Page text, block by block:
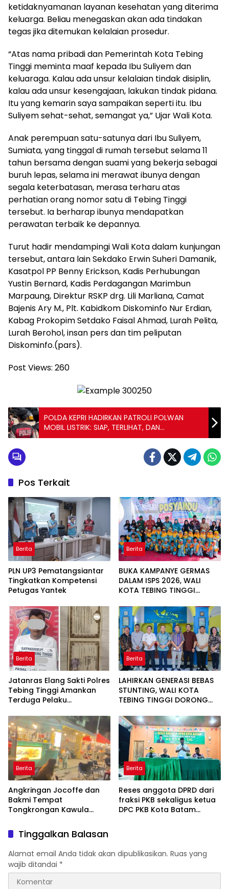
ketidaknyamanan layanan kesehatan yang diterima
keluarga. Beliau menegaskan akan ada tindakan
tegas jika ditemukan kelalaian prosedur.
“Atas nama pribadi dan Pemerintah Kota Tebing
Tinggi meminta maaf kepada Ibu Suliyem dan
keluaraga. Kalau ada unsur kelalaian tindak disiplin,
kalau ada unsur kesengajaan, lakukan tindak pidana.
Itu yang kemarin saya sampaikan seperti itu. Ibu
Suliyem sehat-sehat, semangat ya,” Ujar Wali Kota.
Anak perempuan satu-satunya dari Ibu Suliyem,
Sumiata, yang tinggal di rumah tersebut selama 11
tahun bersama dengan suami yang bekerja sebagai
buruh lepas, selama ini merawat ibunya dengan
segala keterbatasan, merasa terharu atas
perhatian orang nomor satu di Tebing Tinggi
tersebut. Ia berharap ibunya mendapatkan
perawatan terbaik ke depannya.
Turut hadir mendampingi Wali Kota dalam kunjungan
tersebut, antara lain Sekdako Erwin Suheri Damanik,
Kasatpol PP Benny Erickson, Kadis Perhubungan
Yustin Bernard, Kadis Perdagangan Marimbun
Marpaung, Direktur RSKP drg. Lili Marliana, Camat
Bajenis Ary M., Plt. Kabidkom Diskominfo Nur Erdian,
Kabag Prokopim Setdako Faisal Ahmad, Lurah Pelita,
Lurah Berohol, insan pers dan tim peliputan
Diskominfo.(pars).
Post Views: 260
POLDA KEPRI HADIRKAN PATROLI POLWAN
MOBIL LISTRIK: SIAP, TERLIHAT, DAN
BERMANFAAT
Pos Terkait
Berita
PLN UP3 Pematangsiantar
Tingkatkan Kompetensi
Petugas Yantek
Berita
BUKA KAMPANYE GERMAS
DALAM ISPS 2026, WALI
KOTA TEBING TINGGI
STUNTING
Berita
Jatanras Elang Sakti Polres
Tebing Tinggi Amankan
Terduga Pelaku
Motor
Berita
LAHIRKAN GENERASI BEBAS
STUNTING, WALI KOTA
TEBING TINGGI DORONG
Berita
Angkringan Jocoffe dan
Bakmi Tempat
Tongkrongan Kawula
Pematangsiantar
Berita
Reses anggota DPRD dari
fraksi PKB sekaligus ketua
DPC PKB Kota Batam
Ambulans, dan Sarana
Olahraga
Tinggalkan Balasan
Alamat email Anda tidak akan dipublikasikan. Ruas yang
wajib ditandai *